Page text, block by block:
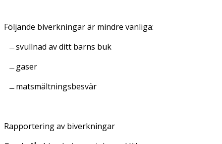
Följande biverkningar är mindre vanliga:
svullnad av ditt barns buk
gaser
matsmältningsbesvär
Rapportering av biverkningar